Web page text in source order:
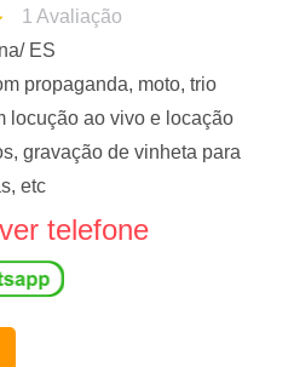
1 Avaliação
ES
propaganda, moto, trio
locução ao vivo e locação
gravação de vinheta para
etc
ver telefone